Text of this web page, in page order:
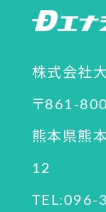
株式会社
〒861-
熊本県熊
12
TEL:096-